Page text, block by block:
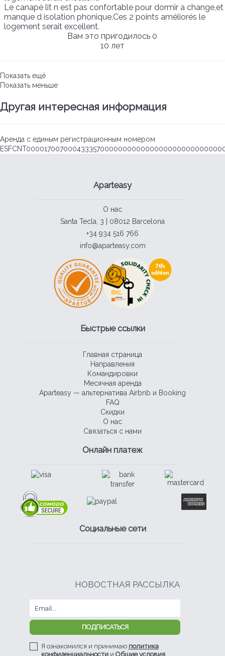
Le canapé lit n est pas confortable pour dormir a change,et
manque d isolation phonique.Ces 2 points améliorés le
logement serait excellent.
Вам это пригодилось 0
10 лет
Показать ещё
Показать меньше
Другая интересная информация
Аренда с единым регистрационным номером
Aparteasy
О нас
Santa Tecla, 3 | 08012 Barcelona
+34 934 516 766
info@aparteasy.com
Быстрые ссылки
Главная страница
Направления
Командировки
Месячная аренда
Aparteasy — альтернатива Airbnb и Booking
FAQ
Скидки
О нас
Связаться с нами
Онлайн платеж
Социальные сети
НОВОСТНАЯ РАССЫЛКА
Я ознакомился и принимаю политика
конфиденциальностии Общие условия